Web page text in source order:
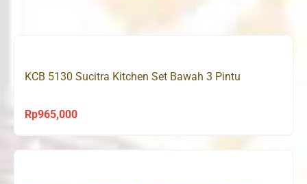
KCB 5130 Sucitra Kitchen Set Bawah 3 Pintu
Rp965,000